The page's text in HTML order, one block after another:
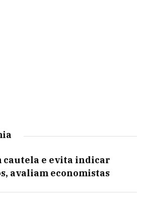
cautela e evita indicar
avaliam economistas